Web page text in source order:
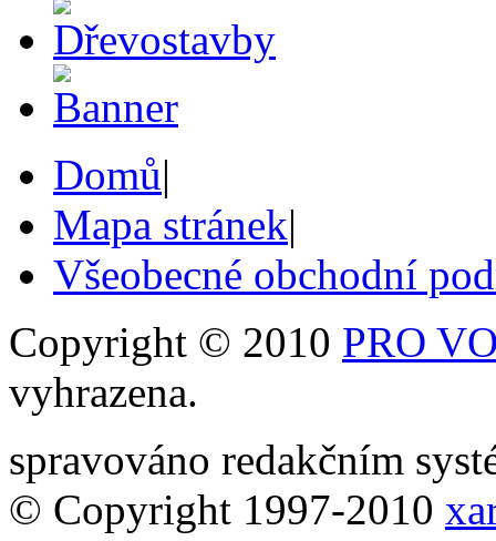
Domů|
Mapa stránek|
Všeobecné obchodní
Copyright © 2010 PRO
vyhrazena.
spravováno redakčním
© Copyright 1997-2010